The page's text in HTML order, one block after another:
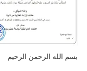
الله الرحمن الرحيم